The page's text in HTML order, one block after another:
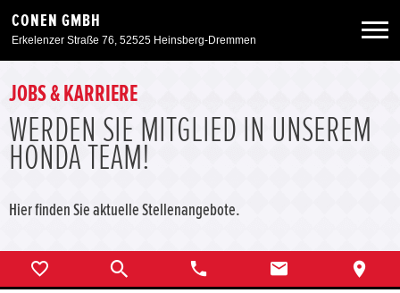
CONEN GMBH
Erkelenzer Straße 76, 52525 Heinsberg-Dremmen
Neuwagen
Gebrauchtwagen
Service & Zubehör
JOBS & KARRIERE
WERDEN SIE MITGLIED IN UNSEREM
HONDA TEAM!
Hier finden Sie aktuelle Stellenangebote.